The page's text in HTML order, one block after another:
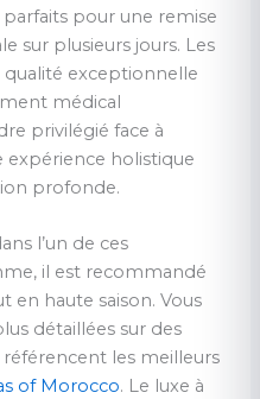
pour une remise
sur plusieurs jours. Les
exceptionnelle
médical
privilégié face à
expérience holistique
profonde.
l’un de ces
il est recommandé
en haute saison. Vous
détaillées sur des
les meilleurs
of Morocco. Le luxe à